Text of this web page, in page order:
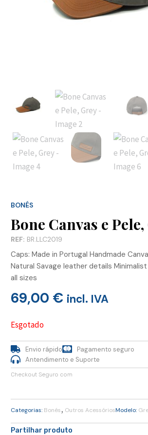
BONÉS
Bone Canvas e
REF: BR.LLC2019
Caps: Made in Portugal Handmade
Natural Savage leather details
all sizes
69,00 € incl. IVA
Esgotado
Envio rápido
Pagamento seguro
Antendimento e Suporte
Checkout Seguro com
Categorias: Bonés, Outros AcessóriosModelo:
Partilhar produto